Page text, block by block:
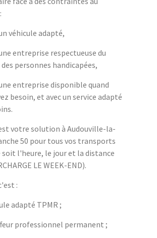
véhicule adapté,
entreprise respectueuse du
personnes handicapées,
entreprise disponible quand
besoin, et avec un service adapté
votre solution à Audouville-la-
50 pour tous vos transports
soit l'heure, le jour et la distance
LE WEEK-END).
:
adapté TPMR ;
professionnel permanent ;